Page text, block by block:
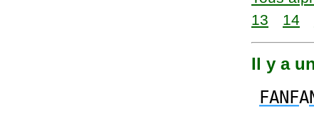
13
14
Il y a
FANFA